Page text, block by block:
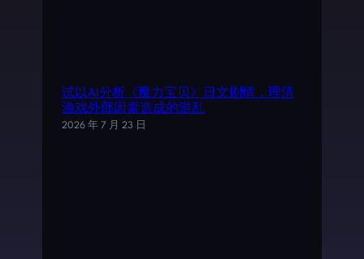
试以AI分析《魔力宝贝》日文剧情，理清
游戏外部因素造成的混乱
2026 年 7 月 23 日